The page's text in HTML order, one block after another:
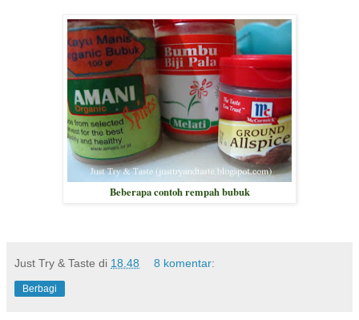
Beberapa contoh rempah bubuk
Just Try & Taste di 18.48 8 komentar:
Berbagi